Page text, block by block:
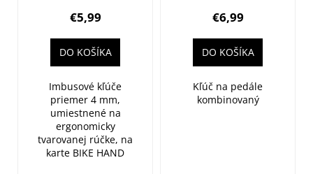
€5,99
DO KOŠÍKA
Imbusové kľúče
priemer 4 mm,
umiestnené na
ergonomicky
tvarovanej rúčke, na
karte BIKE HAND
€6,99
DO KOŠÍKA
Kľúč na pedále
kombinovaný